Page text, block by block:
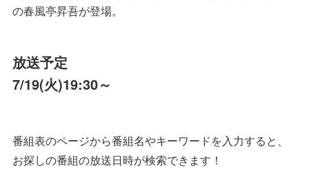
の春風亭昇吾が登場。
放送予定
7/19(火)19:30～
番組表のページから番組名やキーワードを入力すると、
お探しの番組の放送日時が検索できます！